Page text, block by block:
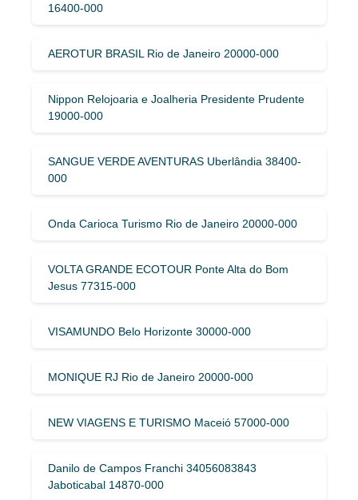
16400-000
AEROTUR BRASIL Rio de Janeiro 20000-000
Nippon Relojoaria e Joalheria Presidente Prudente
19000-000
SANGUE VERDE AVENTURAS Uberlândia 38400-
000
Onda Carioca Turismo Rio de Janeiro 20000-000
VOLTA GRANDE ECOTOUR Ponte Alta do Bom
Jesus 77315-000
VISAMUNDO Belo Horizonte 30000-000
MONIQUE RJ Rio de Janeiro 20000-000
NEW VIAGENS E TURISMO Maceió 57000-000
Danilo de Campos Franchi 34056083843
Jaboticabal 14870-000